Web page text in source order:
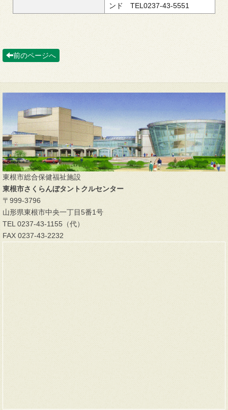
ンド TEL0237-43-5551
前のページへ
東根市総合保健福祉施設
東根市さくらんぼタントクルセンター
〒999-3796
山形県東根市中央一丁目5番1号
TEL 0237-43-1155（代）
FAX 0237-43-2232